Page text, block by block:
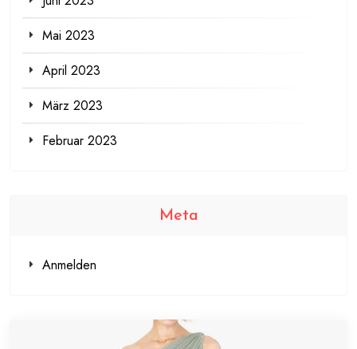
Mai 2023
April 2023
März 2023
Februar 2023
Meta
Anmelden